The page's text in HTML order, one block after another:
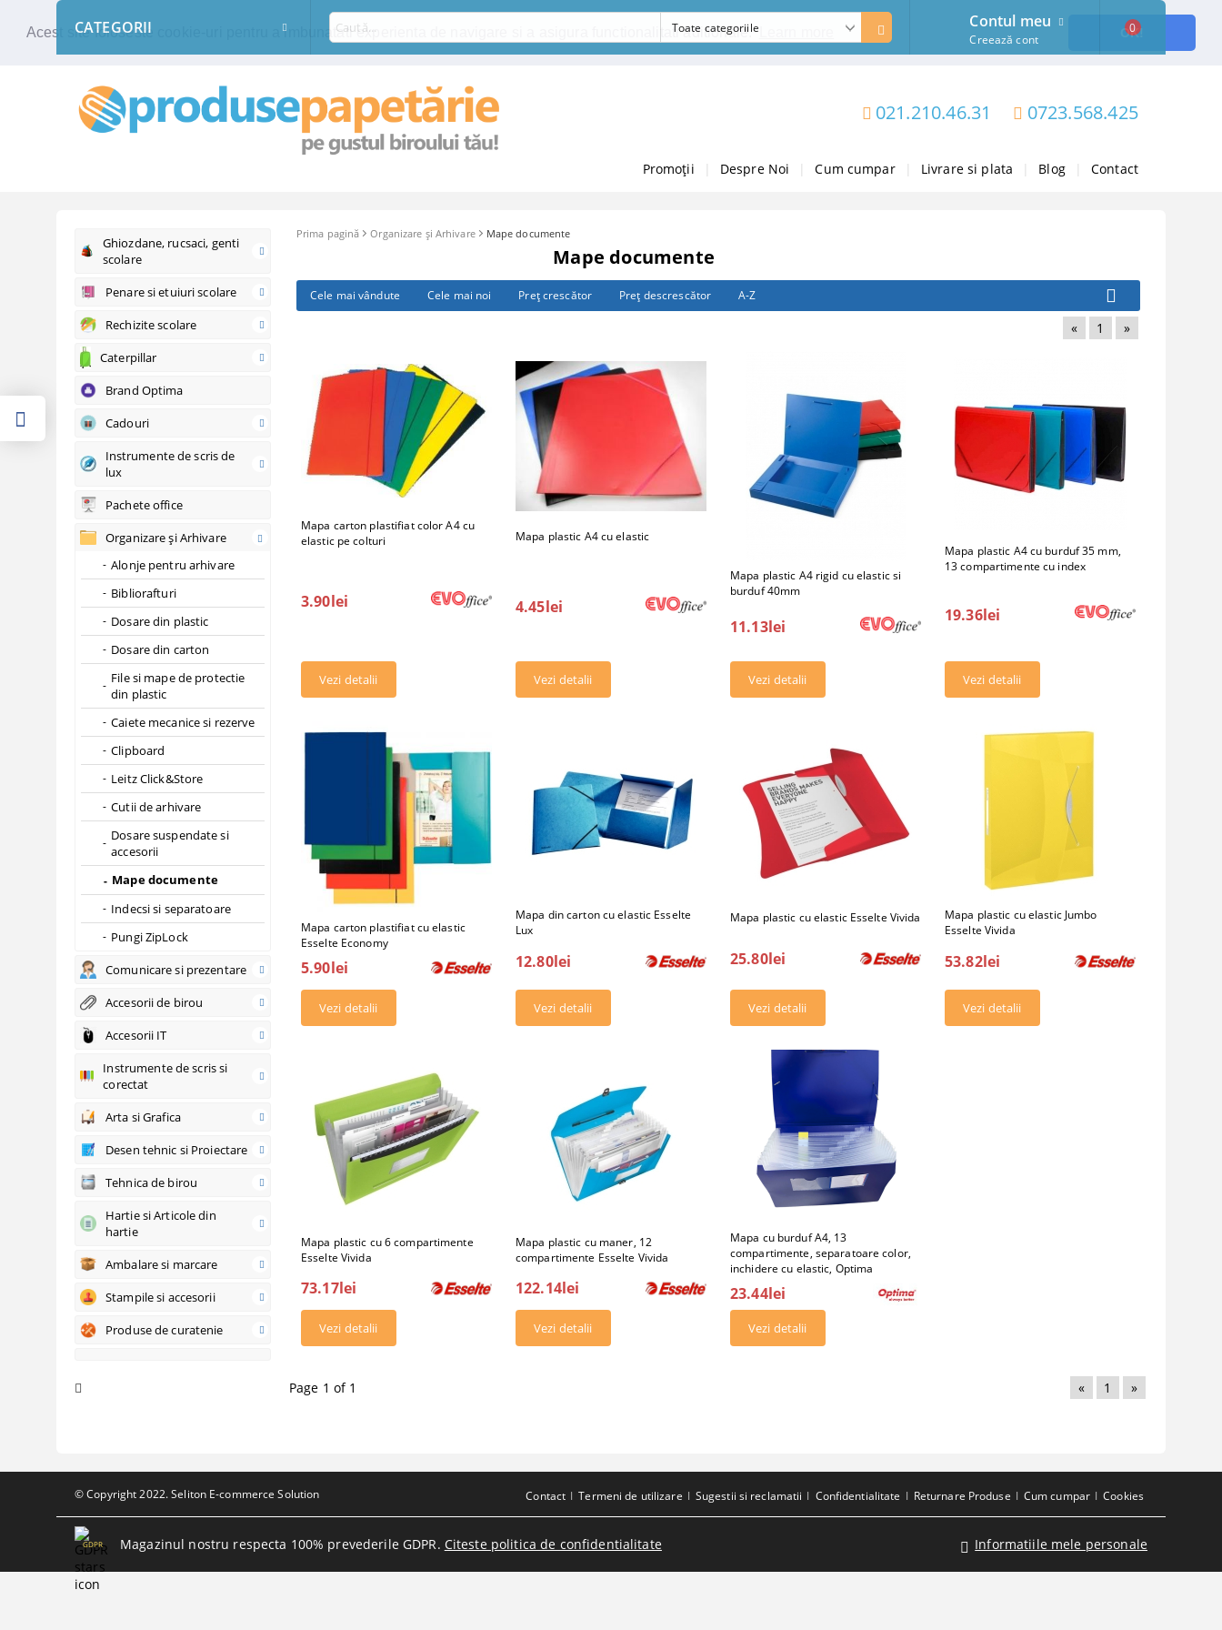
Acest site foloseste cookie-uri pentru a imbunatati experienta de navigare si a asigura functionalitati aditionale. OK!
021.210.46.31 0723.568.425
Promoții Despre Noi Cum cumpar Livrare si plata Blog Contact
CATEGORII Contul meu
Creează cont
0
Ghiozdane, rucsaci, genti
scolare
Penare si etuiuri scolare
Rechizite scolare
Caterpillar
Brand Optima
Cadouri
Instrumente de scris de
lux
Pachete office
Organizare şi Arhivare
Alonje pentru arhivare
Bibliorafturi
Dosare din plastic
Dosare din carton
File si mape de protectie
din plastic
Caiete mecanice si rezerve
Clipboard
Leitz Click&Store
Cutii de arhivare
Dosare suspendate si
accesorii
Mape documente
Indecsi si separatoare
Pungi ZipLock
Comunicare si prezentare
Accesorii de birou
Accesorii IT
Instrumente de scris si
corectat
Arta si Grafica
Desen tehnic si Proiectare
Tehnica de birou
Hartie si Articole din
hartie
Ambalare si marcare
Stampile si accesorii
Produse de curatenie
Prima pagină Organizare şi Arhivare Mape documente
Mape documente
Cele mai vândute Cele mai noi Preţ crescător Preţ descrescător A-Z
« 1 »
Mapa carton plastifiat color A4 cu
elastic pe colturi
3.90lei
Vezi detalii
Mapa plastic A4 cu elastic
4.45lei
Vezi detalii
Mapa plastic A4 rigid cu elastic si
burduf 40mm
11.13lei
Vezi detalii
Mapa plastic A4 cu burduf 35 mm,
13 compartimente cu index
19.36lei
Vezi detalii
Mapa carton plastifiat cu elastic
Esselte Economy
5.90lei
Vezi detalii
Mapa din carton cu elastic Esselte
Lux
12.80lei
Vezi detalii
Mapa plastic cu elastic Esselte Vivida
25.80lei
Vezi detalii
Mapa plastic cu elastic Jumbo
Esselte Vivida
53.82lei
Vezi detalii
Mapa plastic cu 6 compartimente
Esselte Vivida
73.17lei
Vezi detalii
Mapa plastic cu maner, 12
compartimente Esselte Vivida
122.14lei
Vezi detalii
Mapa cu burduf A4, 13
compartimente, separatoare color,
inchidere cu elastic, Optima
23.44lei
Vezi detalii
Page 1 of 1 « 1 »
© Copyright 2022. Seliton E-commerce Solution Contact Termeni de utilizare Sugestii si reclamatii Confidentialitate Returnare Produse Cum cumpar Cookies
GDPR Magazinul nostru respecta 100% prevederile GDPR. Citeste politica de confidentialitate Informatiile mele personale